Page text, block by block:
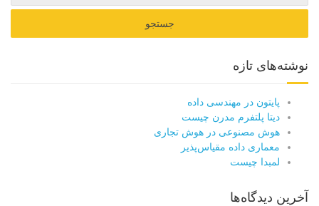
نوشته‌های تازه
پایتون در مهندسی داده
دیتا پلتفرم مدرن چیست
هوش مصنوعی در هوش تجاری
معماری داده مقیاس‌پذیر
لمبدا چیست
آخرین دیدگاه‌ها